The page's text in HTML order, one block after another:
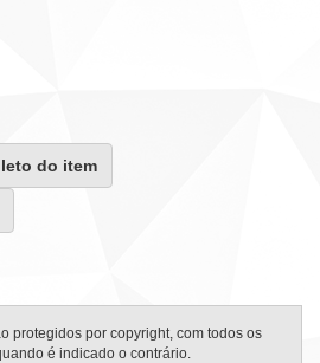
do item
protegidos por copyright, com todos os
é indicado o contrário.